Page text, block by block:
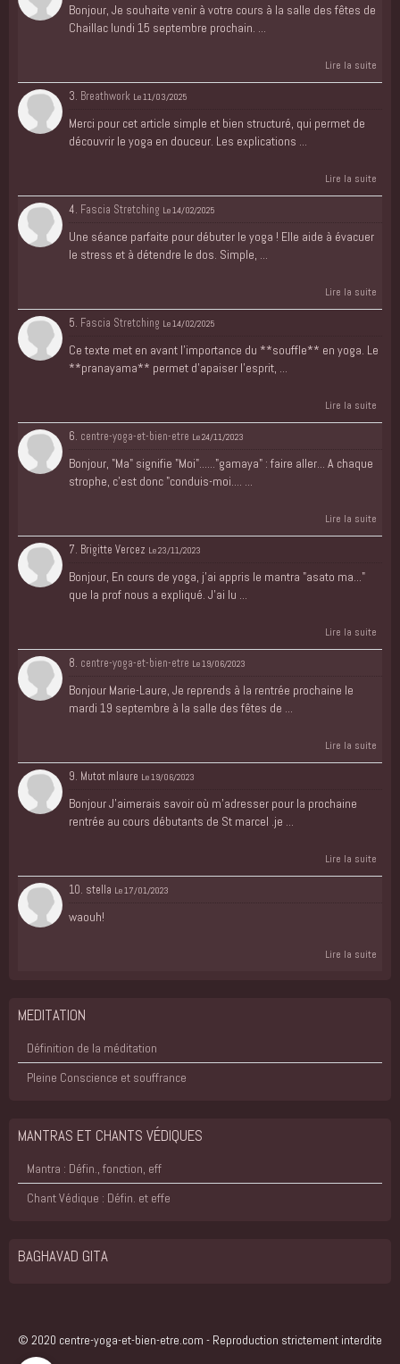
Bonjour, Je souhaite venir à votre cours à la salle des fêtes de
Chaillac lundi 15 septembre prochain. ...
Lire la suite
3. Breathwork Le 11/03/2025
Merci pour cet article simple et bien structuré, qui permet de
découvrir le yoga en douceur. Les explications ...
Lire la suite
4. Fascia Stretching Le 14/02/2025
Une séance parfaite pour débuter le yoga ! Elle aide à évacuer
le stress et à détendre le dos. Simple, ...
Lire la suite
5. Fascia Stretching Le 14/02/2025
Ce texte met en avant l’importance du **souffle** en yoga. Le
**pranayama** permet d’apaiser l’esprit, ...
Lire la suite
6. centre-yoga-et-bien-etre Le 24/11/2023
Bonjour, "Ma" signifie "Moi"......"gamaya" : faire aller... A chaque
strophe, c'est donc "conduis-moi.... ...
Lire la suite
7. Brigitte Vercez Le 23/11/2023
Bonjour, En cours de yoga, j'ai appris le mantra "asato ma..."
que la prof nous a expliqué. J'ai lu ...
Lire la suite
8. centre-yoga-et-bien-etre Le 19/06/2023
Bonjour Marie-Laure, Je reprends à la rentrée prochaine le
mardi 19 septembre à la salle des fêtes de ...
Lire la suite
9. Mutot mlaure Le 19/06/2023
Bonjour J'aimerais savoir où m'adresser pour la prochaine
rentrée au cours débutants de St marcel .je ...
Lire la suite
10. stella Le 17/01/2023
waouh!
Lire la suite
MEDITATION
Définition de la méditation
Pleine Conscience et souffrance
MANTRAS ET CHANTS VÉDIQUES
Mantra : Défin., fonction, eff
Chant Védique : Défin. et effe
BAGHAVAD GITA
© 2020 centre-yoga-et-bien-etre.com - Reproduction strictement interdite